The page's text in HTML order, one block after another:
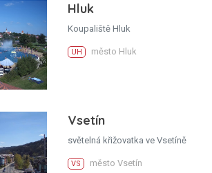
Hluk
Koupaliště Hluk
UH město Hluk
Vsetín
světelná křižovatka ve Vsetíně
VS město Vsetín